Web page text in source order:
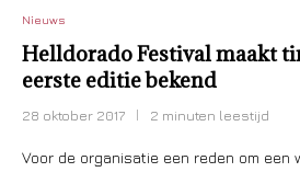
Nieuws
Helldorado Festival maakt
eerste editie bekend
28 oktober 2017 2 minuten leestijd
Voor de organisatie een reden om een